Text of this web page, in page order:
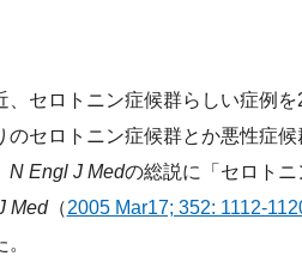
セロトニン症候群らしい症例
のセロトニン症候群とか悪性症
N Engl J Medの総説に「セロト
Med（2005 Mar17; 352: 1112-